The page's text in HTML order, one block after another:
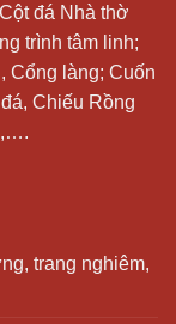
đá Nhà thờ
trình tâm linh;
Cổng làng; Cuốn
Chiếu Rồng
trang nghiêm,